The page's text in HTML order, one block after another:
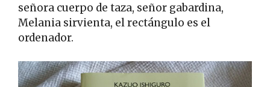
señora cuerpo de taza, señor gabardina,
Melania sirvienta, el rectángulo es el
ordenador.